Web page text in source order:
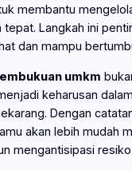
membantu
tepat. Langkah ini
dan mampu
umkm
keharusan
Dengan
akan lebih mudah
mengantisipasi resiko